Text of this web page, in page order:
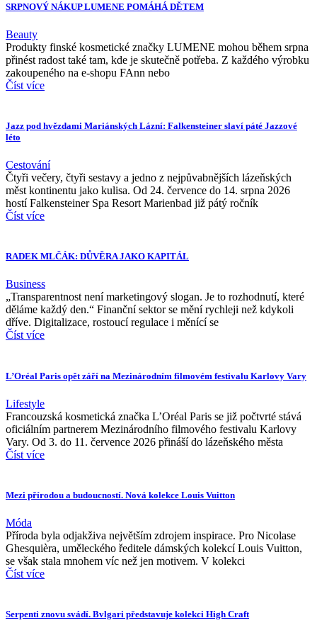
SRPNOVÝ NÁKUP LUMENE POMÁHÁ DĚTEM
Beauty
Produkty finské kosmetické značky LUMENE mohou během srpna
přinést radost také tam, kde je skutečně potřeba. Z každého výrobku
zakoupeného na e-shopu FAnn nebo
Číst více
Jazz pod hvězdami Mariánských Lázní: Falkensteiner slaví páté Jazzové
léto
Cestování
Čtyři večery, čtyři sestavy a jedno z nejpůvabnějších lázeňských
měst kontinentu jako kulisa. Od 24. července do 14. srpna 2026
hostí Falkensteiner Spa Resort Marienbad již pátý ročník
Číst více
RADEK MLČÁK: DŮVĚRA JAKO KAPITÁL
Business
„Transparentnost není marketingový slogan. Je to rozhodnutí, které
děláme každý den.“ Finanční sektor se mění rychleji než kdykoli
dříve. Digitalizace, rostoucí regulace i měnící se
Číst více
L’Oréal Paris opět září na Mezinárodním filmovém festivalu Karlovy Vary
Lifestyle
Francouzská kosmetická značka L’Oréal Paris se již počtvrté stává
oficiálním partnerem Mezinárodního filmového festivalu Karlovy
Vary. Od 3. do 11. července 2026 přináší do lázeňského města
Číst více
Mezi přírodou a budoucností. Nová kolekce Louis Vuitton
Móda
Příroda byla odjakživa největším zdrojem inspirace. Pro Nicolase
Ghesquièra, uměleckého ředitele dámských kolekcí Louis Vuitton,
se však stala mnohem víc než jen motivem. V kolekci
Číst více
Serpenti znovu svádí. Bvlgari představuje kolekci High Craft